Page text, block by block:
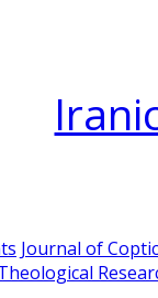
Journal of